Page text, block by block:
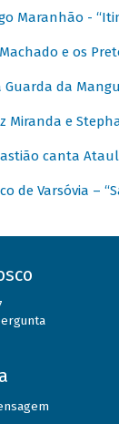
Maranhão -
e os
Guarda da
Miranda e
canta
de Varsóvia –